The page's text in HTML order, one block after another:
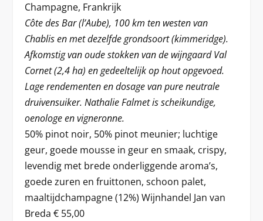
Champagne, Frankrijk
Côte des Bar (l’Aube), 100 km ten westen van
Chablis en met dezelfde grondsoort (kimmeridge).
Afkomstig van oude stokken van de wijngaard Val
Cornet (2,4 ha) en gedeeltelijk op hout opgevoed.
Lage rendementen en dosage van pure neutrale
druivensuiker. Nathalie Falmet is scheikundige,
oenologe en vigneronne.
50% pinot noir, 50% pinot meunier; luchtige
geur, goede mousse in geur en smaak, crispy,
levendig met brede onderliggende aroma’s,
goede zuren en fruittonen, schoon palet,
maaltijdchampagne (12%) Wijnhandel Jan van
Breda € 55,00